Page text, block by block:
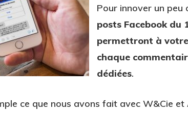
Pour innover un peu
posts Facebook du
permettront à
chaque
dédiées.
ce que nous avons fait avec W&Cie